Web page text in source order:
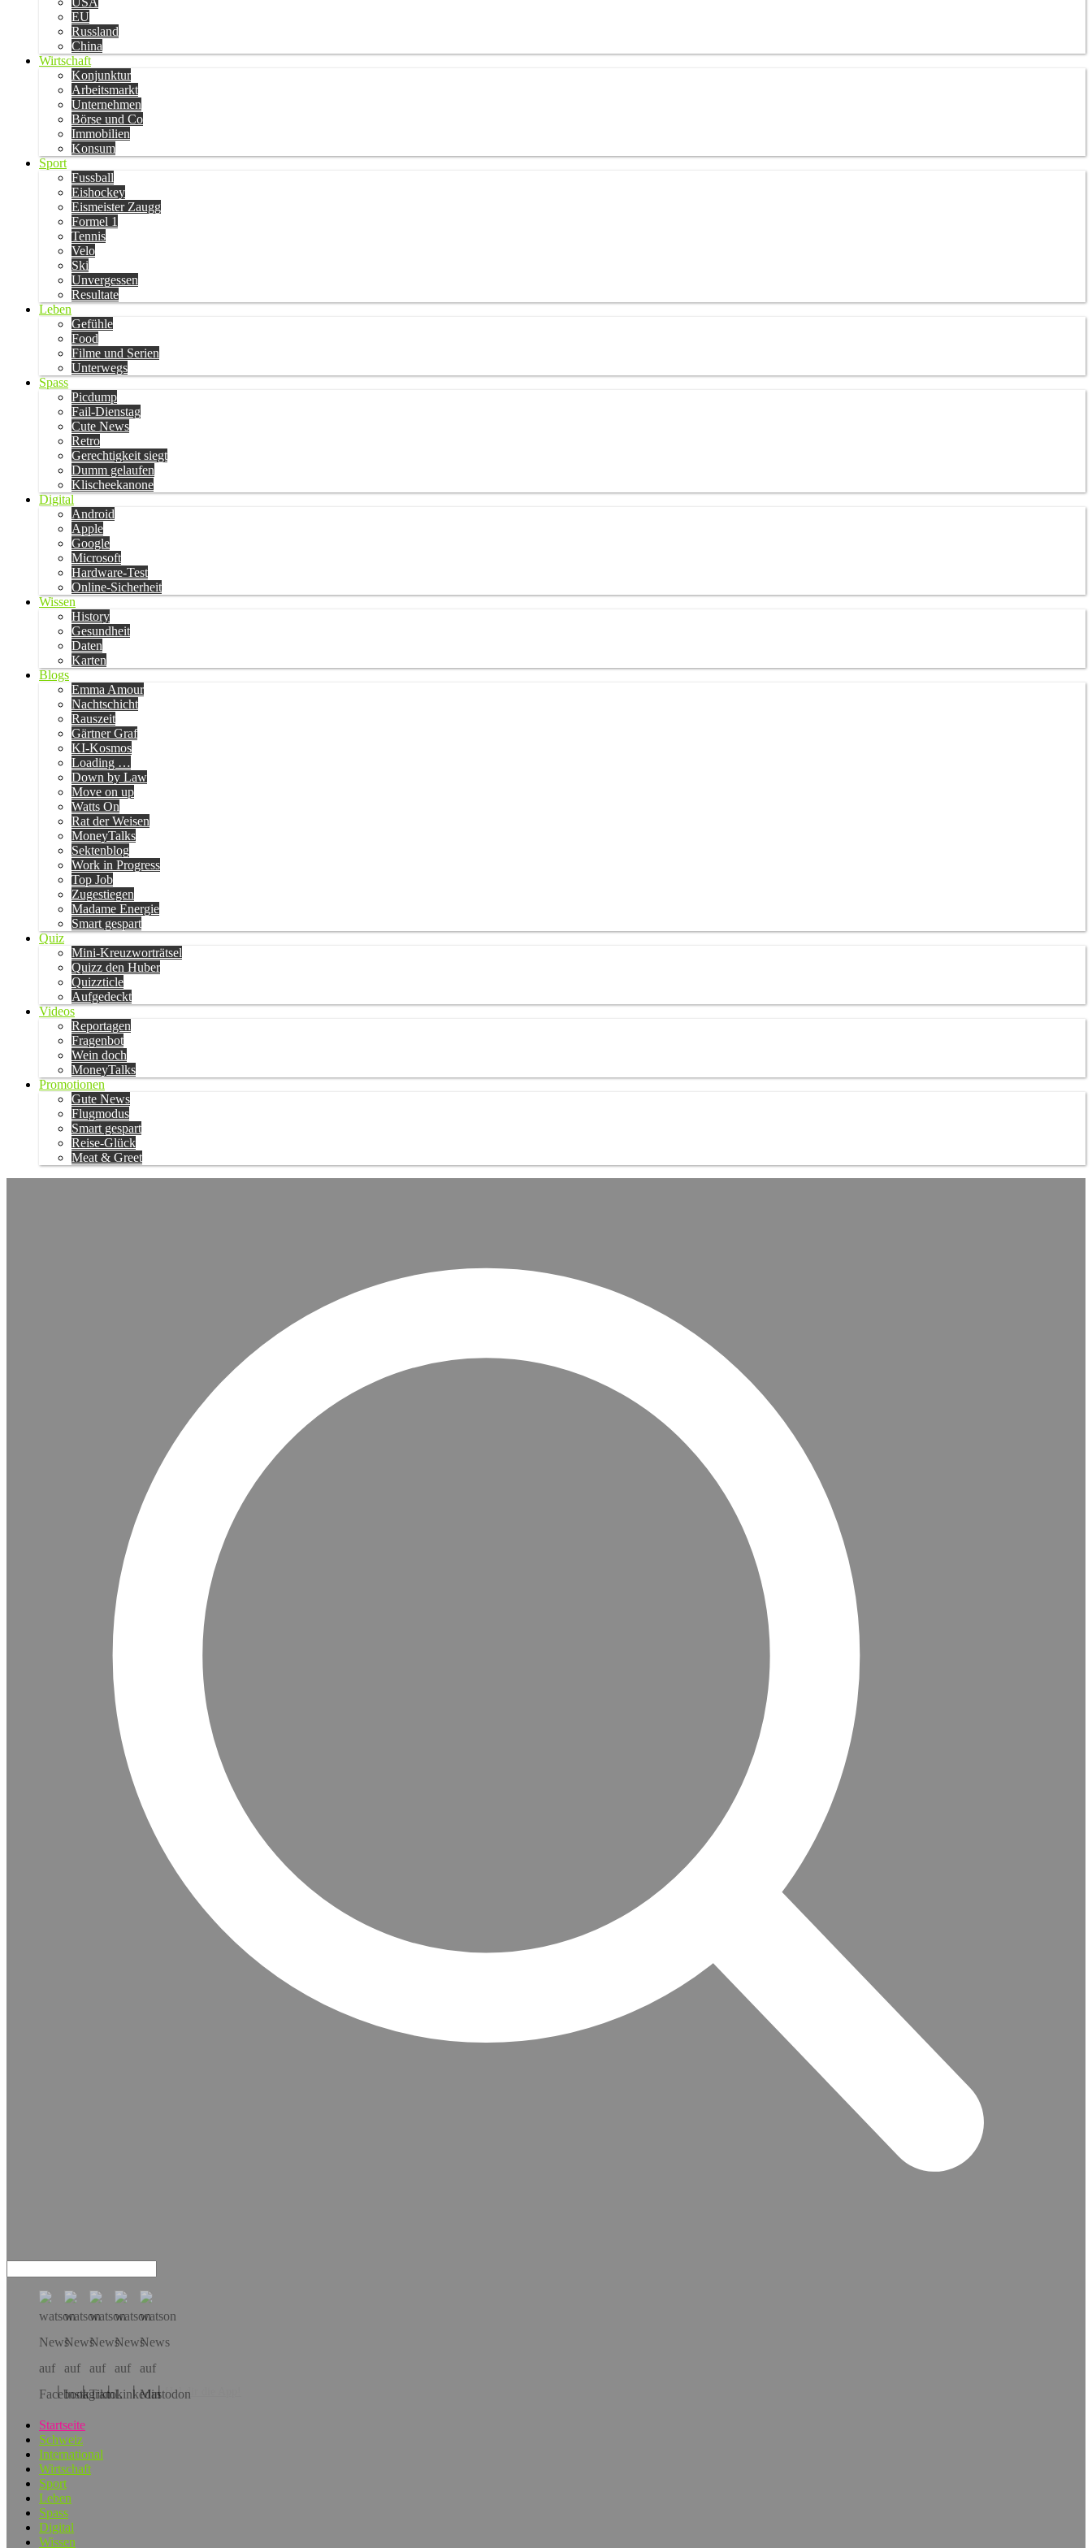
EU
Russland
China
Wirtschaft
Konjunktur
Arbeitsmarkt
Unternehmen
Börse und Co
Immobilien
Konsum
Sport
Fussball
Eishockey
Eismeister Zaugg
Formel 1
Tennis
Velo
Ski
Unvergessen
Resultate
Leben
Gefühle
Food
Filme und Serien
Unterwegs
Spass
Picdump
Fail-Dienstag
Cute News
Retro
Gerechtigkeit siegt
Dumm gelaufen
Klischeekanone
Digital
Android
Apple
Google
Microsoft
Hardware-Test
Online-Sicherheit
Wissen
History
Gesundheit
Daten
Karten
Blogs
Emma Amour
Nachtschicht
Rauszeit
Gärtner Graf
KI-Kosmos
Loading …
Down by Law
Move on up
Watts On
Rat der Weisen
MoneyTalks
Sektenblog
Work in Progress
Top Job
Zugestiegen
Madame Energie
Smart gespart
Quiz
Mini-Kreuzworträtsel
Quizz den Huber
Quizzticle
Aufgedeckt
Videos
Reportagen
Fragenbot
Wein doch
MoneyTalks
Promotionen
Gute News
Flugmodus
Smart gespart
Reise-Glück
Meat & Greet
Hol dir die App!
Startseite
Schweiz
International
Wirtschaft
Sport
Leben
Spass
Digital
Wissen